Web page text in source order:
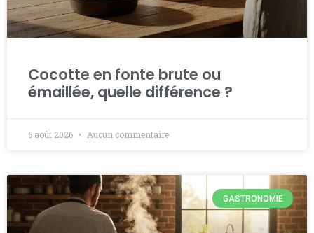
Cocotte en fonte brute ou
émaillée, quelle différence ?
6 août 2026 Aucun commentaire
GASTRONOMIE